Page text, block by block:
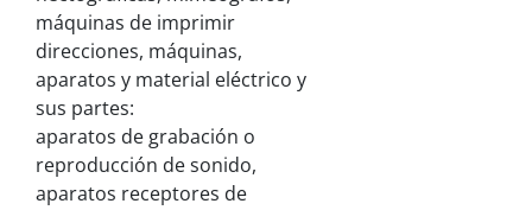
máquinas de imprimir
direcciones, máquinas,
aparatos y material eléctrico y
sus partes:
aparatos de grabación o
reproducción de sonido,
aparatos receptores de